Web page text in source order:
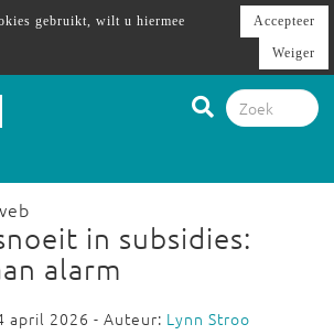
in subsidies:
alarm
april 2026 - Auteur: Lynn Stroo
gebruikt, wilt u hiermee
Accepteer
Weiger